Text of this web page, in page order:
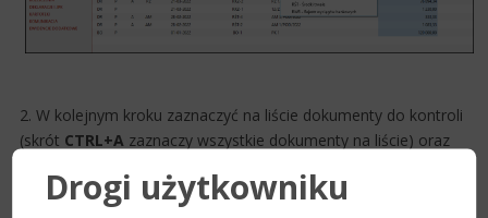
2. W kolejnym kroku zaznaczyć na liście dokumenty do kontroli
(skrót CTRL+A zaznaczy wszystkie dokumenty na liście) oraz
numerację.
Drogi użytkowniku